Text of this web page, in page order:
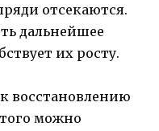
отсекаются.
дальнейшее
их росту.
восстановлению
можно